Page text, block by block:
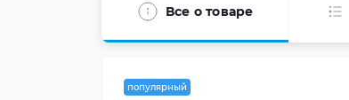
Все о товаре
популярный